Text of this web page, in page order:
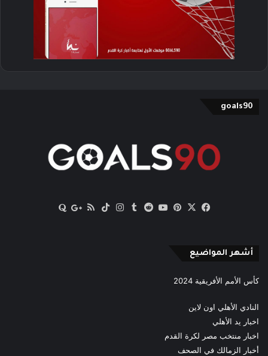
goals90
فيسبوك
‫X بينتيريست
‫YouTube انستقرام
‫TikTokملخصGoogle
أشهر المواضيع
كأس الأمم الأفريقية 2024
النادي الأهلي اون لاين
اخبار يد الأهلي
اخبار منتخب مصر لكرة القدم
أخبار الزمالك في الصحف